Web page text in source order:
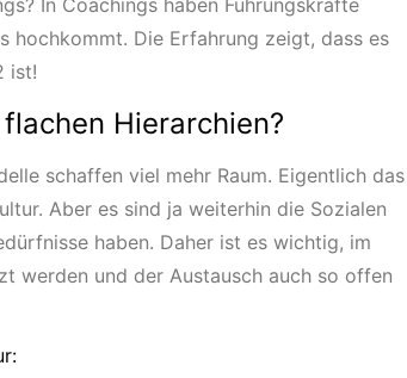
In Coachings haben Führungskräfte
hochkommt. Die Erfahrung zeigt, dass es
ist!
Hierarchien?
schaffen viel mehr Raum. Eigentlich das
Aber es sind ja weiterhin die Sozialen
haben. Daher ist es wichtig, im
werden und der Austausch auch so offen